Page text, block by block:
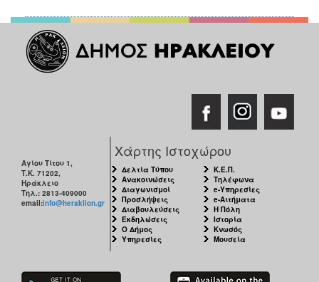
Αγίου Τίτου 1,
Τ.Κ. 71202,
Ηράκλειο
Τηλ.: 2813-409000
email:info@heraklion.gr
Χάρτης Ιστοχώρου
Δελτία Τύπου
Ανακοινώσεις
Διαγωνισμοί
Προσλήψεις
Διαβουλεύσεις
Εκδηλώσεις
Ο Δήμος
Υπηρεσίες
Κ.Ε.Π.
Τηλέφωνα
e-Υπηρεσίες
e-Αιτήματα
Η Πόλη
Ιστορία
Κνωσός
Μουσεία